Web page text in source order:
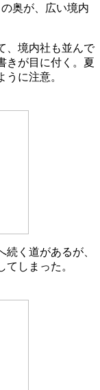
奥が、広い境内
、境内社も並んで
きが目に付く。夏
に注意。
く道があるが、
しまった。